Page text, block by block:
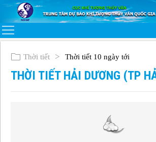
Thời tiết Thời tiết 10 ngày tới
THỜI TIẾT HẢI DƯƠNG (TP